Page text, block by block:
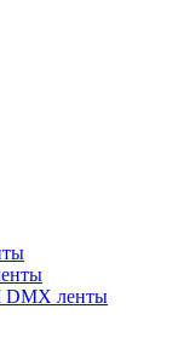
DMX ленты